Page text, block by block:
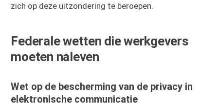
zich op deze uitzondering te beroepen.
Federale wetten die werkgevers
moeten naleven
Wet op de bescherming van de privacy in
elektronische communicatie